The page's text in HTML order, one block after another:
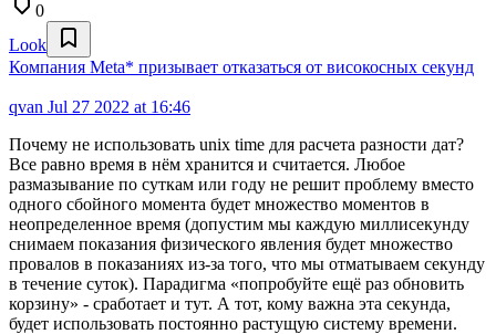
0
Look
Компания Meta* призывает отказаться от високосных секунд
qvan Jul 27 2022 at 16:46
Почему не использовать unix time для расчета разности дат?
Все равно время в нём хранится и считается. Любое
размазывание по суткам или году не решит проблему вместо
одного сбойного момента будет множество моментов в
неопределенное время (допустим мы каждую миллисекунду
снимаем показания физического явления будет множество
провалов в показаниях из-за того, что мы отматываем секунду
в течение суток). Парадигма «попробуйте ещё раз обновить
корзину» - сработает и тут. А тот, кому важна эта секунда,
будет использовать постоянно растущую систему времени.